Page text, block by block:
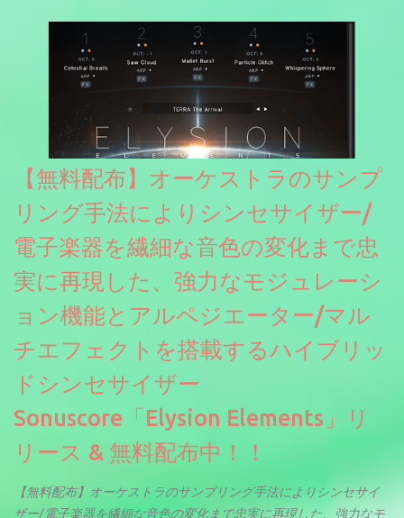
【無料配布】オーケストラのサンプ
リング手法によりシンセサイザー/
電子楽器を繊細な音色の変化まで忠
実に再現した、強力なモジュレーシ
ョン機能とアルペジエーター/マル
チエフェクトを搭載するハイブリッ
ドシンセサイザー
Sonuscore「Elysion Elements」リ
リース & 無料配布中！！
【無料配布】オーケストラのサンプリング手法によりシンセサイ
ザー/電子楽器を繊細な音色の変化まで忠実に再現した、強力なモ